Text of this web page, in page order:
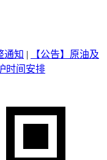
通知 |
【公告】原油及
时间安排